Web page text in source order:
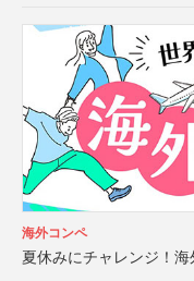
海外コンペ
夏休みにチャレンジ！